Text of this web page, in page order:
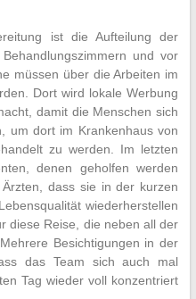
ist die Aufteilung der
und vor
müssen über die Arbeiten im
Dort wird lokale Werbung
damit die Menschen sich
um dort im Krankenhaus von
zu werden. Im letzten
denen geholfen werden
dass sie in der kurzen
wiederherstellen
diese Reise, die neben all der
Besichtigungen in der
das Team sich auch mal
Tag wieder voll konzentriert